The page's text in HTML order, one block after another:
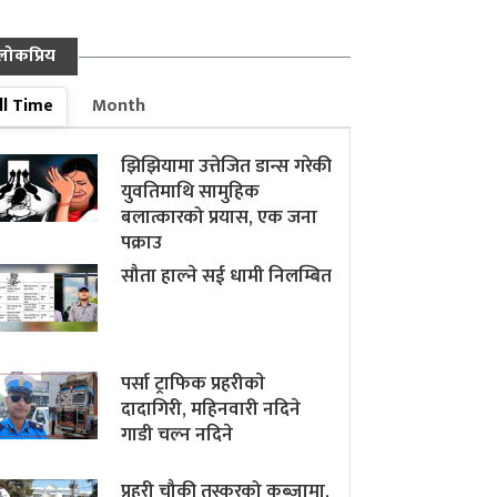
Time
Month
झिझियामा उत्तेजित डान्स गरेकी
युवतिमाथि सामुहिक
बलात्कारको प्रयास, एक जना
पक्राउ
सौता हाल्ने सई धामी निलम्बित
पर्सा ट्राफिक प्रहरीकाे
दादागिरी, महिनवारी नदिने
गाडी चल्न नदिने